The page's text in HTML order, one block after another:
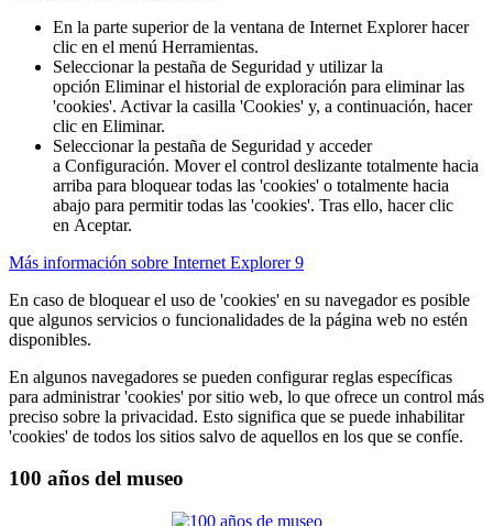
En la parte superior de la ventana de Internet Explorer hacer
clic en el menú Herramientas.
Seleccionar la pestaña de Seguridad y utilizar la
opción Eliminar el historial de exploración para eliminar las
'cookies'. Activar la casilla 'Cookies' y, a continuación, hacer
clic en Eliminar.
Seleccionar la pestaña de Seguridad y acceder
a Configuración. Mover el control deslizante totalmente hacia
arriba para bloquear todas las 'cookies' o totalmente hacia
abajo para permitir todas las 'cookies'. Tras ello, hacer clic
en Aceptar.
Más información sobre Internet Explorer 9
En caso de bloquear el uso de 'cookies' en su navegador es posible
que algunos servicios o funcionalidades de la página web no estén
disponibles.
En algunos navegadores se pueden configurar reglas específicas
para administrar 'cookies' por sitio web, lo que ofrece un control más
preciso sobre la privacidad. Esto significa que se puede inhabilitar
'cookies' de todos los sitios salvo de aquellos en los que se confíe.
100 años del museo